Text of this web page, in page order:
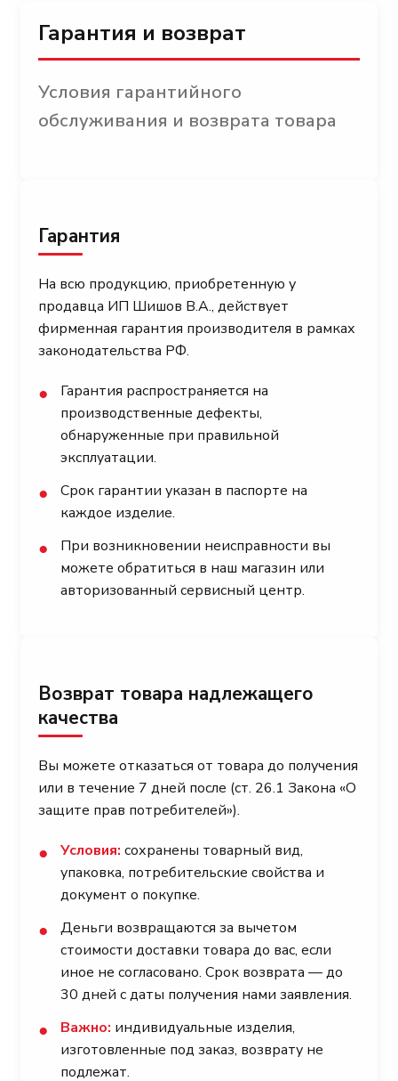
Гарантия и возврат
Условия гарантийного
обслуживания и возврата товара
Гарантия
На всю продукцию, приобретенную у
продавца ИП Шишов В.А., действует
фирменная гарантия производителя в рамках
законодательства РФ.
●
Гарантия распространяется на
производственные дефекты,
обнаруженные при правильной
эксплуатации.
●
Срок гарантии указан в паспорте на
каждое изделие.
●
При возникновении неисправности вы
можете обратиться в наш магазин или
авторизованный сервисный центр.
Возврат товара надлежащего
качества
Вы можете отказаться от товара до получения
или в течение 7 дней после (ст. 26.1 Закона «О
защите прав потребителей»).
● Условия: сохранены товарный вид,
упаковка, потребительские свойства и
документ о покупке.
●
Деньги возвращаются за вычетом
стоимости доставки товара до вас, если
иное не согласовано. Срок возврата — до
30 дней с даты получения нами заявления.
● Важно: индивидуальные изделия,
изготовленные под заказ, возврату не
подлежат.